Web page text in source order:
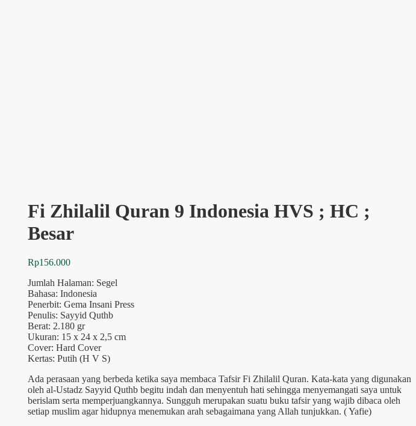
Fi Zhilalil Quran 9 Indonesia HVS ; HC ;
Besar
Rp156.000
Jumlah Halaman: Segel
Bahasa: Indonesia
Penerbit: Gema Insani Press
Penulis: Sayyid Quthb
Berat: 2.180 gr
Ukuran: 15 x 24 x 2,5 cm
Cover: Hard Cover
Kertas: Putih (H V S)
Ada perasaan yang berbeda ketika saya membaca Tafsir Fi Zhilalil Quran. Kata-kata yang digunakan
oleh al-Ustadz Sayyid Quthb begitu indah dan menyentuh hati sehingga menyemangati saya untuk
berislam serta memperjuangkannya. Sungguh merupakan suatu buku tafsir yang wajib dibaca oleh
setiap muslim agar hidupnya menemukan arah sebagaimana yang Allah tunjukkan. ( Yafie)